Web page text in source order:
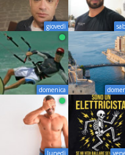
giovedì
domenica